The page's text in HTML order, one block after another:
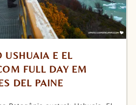
USHUAIA E EL
FULL DAY EM
DEL PAINE